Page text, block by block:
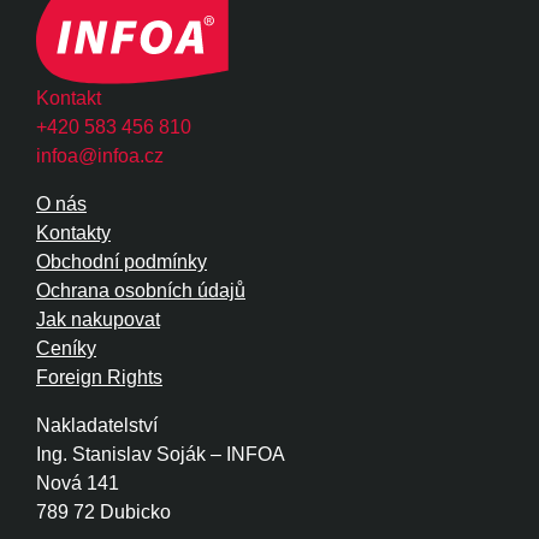
Kontakt
+420 583 456 810
infoa@infoa.cz
Nakladatelství
Ing. Stanislav Soják – INFOA
Nová 141
789 72 Dubicko
O nás
Kontakty
Obchodní podmínky
Ochrana osobních údajů
Jak nakupovat
Ceníky
Foreign Rights